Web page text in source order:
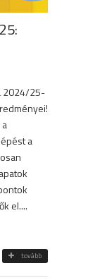
2024/25-
a
el....
tovább